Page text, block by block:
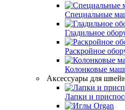
Специальные
Гладильное
Раскройное
Колонковые
Аксессуары для
Лапки и